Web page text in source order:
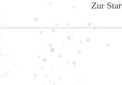
Zur